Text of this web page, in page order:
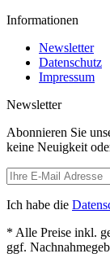
Informationen
Newsletter
Datenschutz
Impressum
Newsletter
Abonnieren Sie
keine Neuigkeit
Ich habe die
* Alle Preise inkl.
ggf.